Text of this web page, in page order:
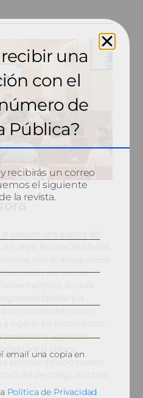
tras su inauguración
de los encuentros
familiar y la
a explicar los instrumentos
preservar la seguridad
por la notaria
sesiones del ciclo pueden
del Colegio Notarial
una
con el
de
Pública?
recibirás un correo
el siguiente
la revista.
email una copia en
Política de Privacidad